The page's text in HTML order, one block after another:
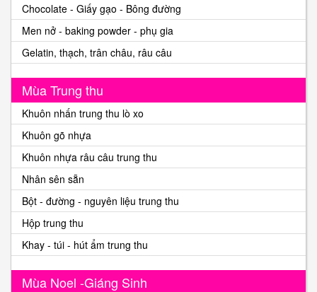
Chocolate - Giấy gạo - Bông đường
Men nở - baking powder - phụ gia
Gelatin, thạch, trân châu, râu câu
Mùa Trung thu
Khuôn nhấn trung thu lò xo
Khuôn gõ nhựa
Khuôn nhựa râu câu trung thu
Nhân sên sẵn
Bột - đường - nguyên liệu trung thu
Hộp trung thu
Khay - túi - hút ẩm trung thu
Mùa Noel -Giáng Sinh